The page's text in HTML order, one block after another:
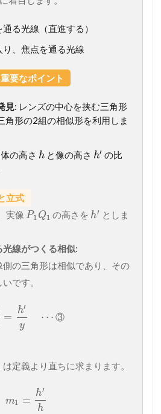
る光線（直進する）
、焦点を通る光線
要なポイント
見: レンズの中心を挟む三角形
角形の2組の相似形を利用しま
の高さ hと像の高さ h′ の比
立式
、実像 P1 Q1 の高さを h′ としま
光線がつくる相似:
の三角形は相似であり、その
です。
=
h′
y
⋯ ③
は定義より直ちに求まります。
m1 =
h′
h